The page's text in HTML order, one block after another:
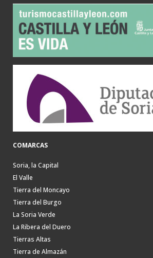
COMARCAS
Soria, la Capital
El Valle
Tierra del Moncayo
Tierra del Burgo
La Soria Verde
La Ribera del Duero
Tierras Altas
Tierra de Almazán